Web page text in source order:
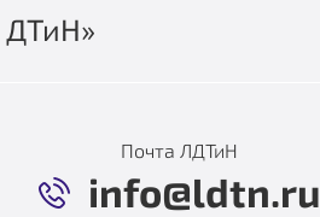
ДТиН»
Почта ЛДТиН
info@ldtn.ru